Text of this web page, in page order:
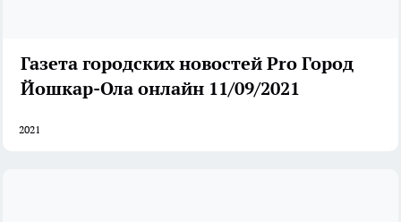
Газета городских новостей Pro Город
Йошкар-Ола онлайн 11/09/2021
2021